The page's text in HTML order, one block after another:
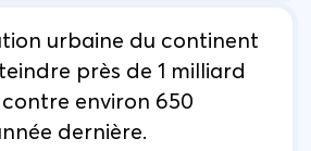
urbaine du continent
près de 1 milliard
environ 650
dernière.